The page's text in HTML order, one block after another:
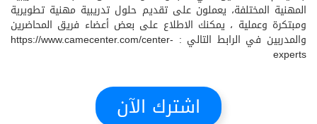
المهنية المختلفة، يعملون على تقديم حلول تدريبية مهنية تطويرية
ومبتكرة وعملية ، يمكنك الاطلاع على بعض أعضاء فريق المحاضرين
والمدربين في الرابط التالي : https://www.camecenter.com/center-
experts
اشترك الآن